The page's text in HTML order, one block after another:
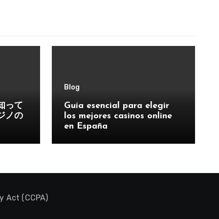
って
ノの
Blog
Guía esencial para elegir
los mejores casinos online
en España
Act (CCPA)